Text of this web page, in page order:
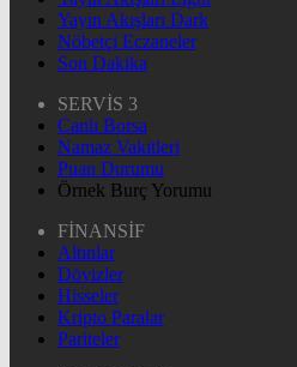
Yayın Akışları Dark
Nöbetçi Eczaneler
Son Dakika
SERVİS 3
Canlı Borsa
Namaz Vakitleri
Puan Durumu
Örnek Burç Yorumu
FİNANSİF
Altınlar
Dövizler
Hisseler
Kripto Paralar
Pariteler